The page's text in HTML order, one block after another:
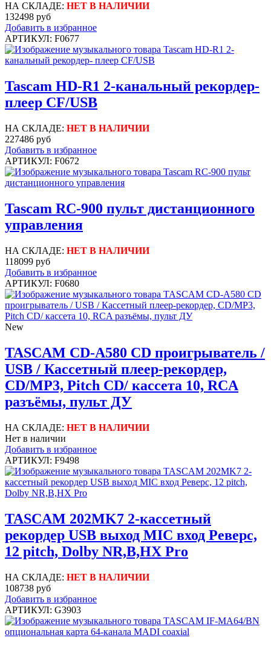
НА СКЛАДЕ: НЕТ В НАЛИЧИИ
132498 руб
Добавить в избранное
АРТИКУЛ: F0677
Tascam HD-R1 2-канальный рекордер-
плеер CF/USB
НА СКЛАДЕ: НЕТ В НАЛИЧИИ
227486 руб
Добавить в избранное
АРТИКУЛ: F0672
Tascam RC-900 пульт дистанционного
управления
НА СКЛАДЕ: НЕТ В НАЛИЧИИ
118099 руб
Добавить в избранное
АРТИКУЛ: F0680
New
TASCAM CD-A580 CD проигрыватель /
USB / Кассетный плеер-рекордер,
CD/MP3, Pitch CD/ кассета 10, RCA
разъёмы, пульт ДУ
НА СКЛАДЕ: НЕТ В НАЛИЧИИ
Нет в наличии
Добавить в избранное
АРТИКУЛ: F9498
TASCAM 202MK7 2-кассетный
рекордер USB выход MIC вход Реверс,
12 pitch, Dolby NR,B,HX Pro
НА СКЛАДЕ: НЕТ В НАЛИЧИИ
108738 руб
Добавить в избранное
АРТИКУЛ: G3903